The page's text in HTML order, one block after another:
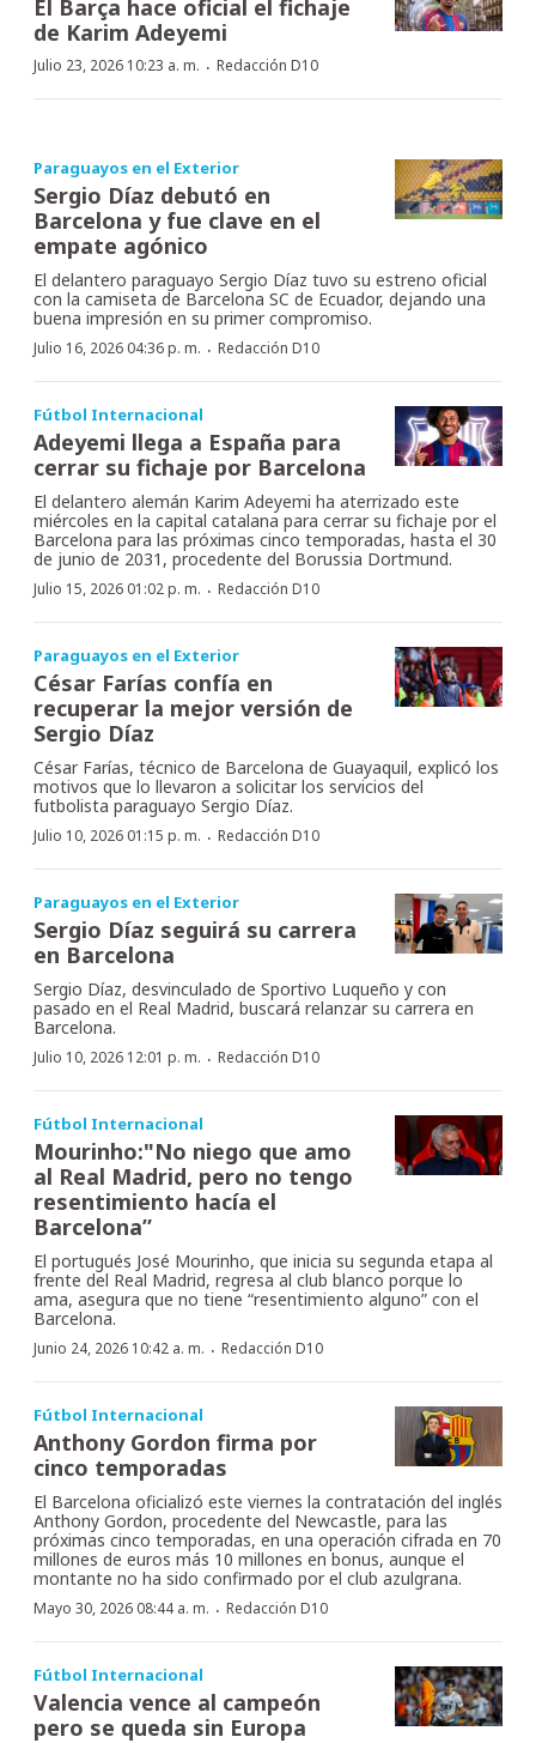
El Barça hace oficial el fichaje
de Karim Adeyemi
Julio 23, 2026 10:23 a. m. · Redacción D10
Paraguayos en el Exterior
Sergio Díaz debutó en
Barcelona y fue clave en el
empate agónico
El delantero paraguayo Sergio Díaz tuvo su estreno oficial
con la camiseta de Barcelona SC de Ecuador, dejando una
buena impresión en su primer compromiso.
Julio 16, 2026 04:36 p. m. · Redacción D10
Fútbol Internacional
Adeyemi llega a España para
cerrar su fichaje por Barcelona
El delantero alemán Karim Adeyemi ha aterrizado este
miércoles en la capital catalana para cerrar su fichaje por el
Barcelona para las próximas cinco temporadas, hasta el 30
de junio de 2031, procedente del Borussia Dortmund.
Julio 15, 2026 01:02 p. m. · Redacción D10
Paraguayos en el Exterior
César Farías confía en
recuperar la mejor versión de
Sergio Díaz
César Farías, técnico de Barcelona de Guayaquil, explicó los
motivos que lo llevaron a solicitar los servicios del
futbolista paraguayo Sergio Díaz.
Julio 10, 2026 01:15 p. m. · Redacción D10
Paraguayos en el Exterior
Sergio Díaz seguirá su carrera
en Barcelona
Sergio Díaz, desvinculado de Sportivo Luqueño y con
pasado en el Real Madrid, buscará relanzar su carrera en
Barcelona.
Julio 10, 2026 12:01 p. m. · Redacción D10
Fútbol Internacional
Mourinho:"No niego que amo
al Real Madrid, pero no tengo
resentimiento hacía el
Barcelona”
El portugués José Mourinho, que inicia su segunda etapa al
frente del Real Madrid, regresa al club blanco porque lo
ama, asegura que no tiene “resentimiento alguno” con el
Barcelona.
Junio 24, 2026 10:42 a. m. · Redacción D10
Fútbol Internacional
Anthony Gordon firma por
cinco temporadas
El Barcelona oficializó este viernes la contratación del inglés
Anthony Gordon, procedente del Newcastle, para las
próximas cinco temporadas, en una operación cifrada en 70
millones de euros más 10 millones en bonus, aunque el
montante no ha sido confirmado por el club azulgrana.
Mayo 30, 2026 08:44 a. m. · Redacción D10
Fútbol Internacional
Valencia vence al campeón
pero se queda sin Europa